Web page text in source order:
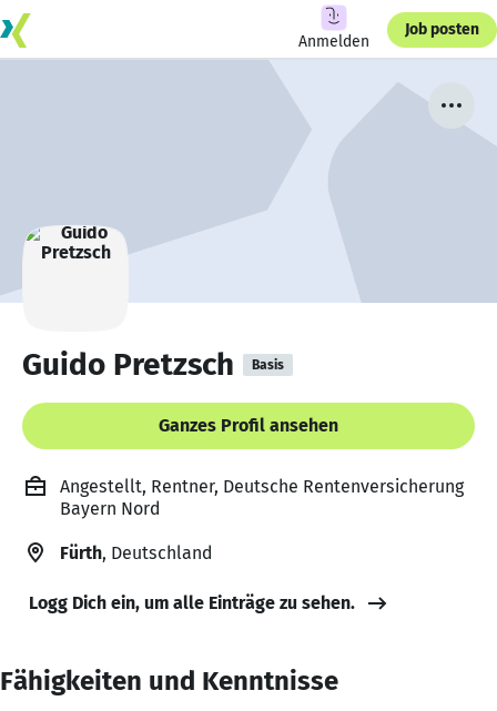
Anmelden
Job posten
Guido Pretzsch Basis
Ganzes Profil ansehen
Angestellt, Rentner, Deutsche Rentenversicherung
Bayern Nord
Fürth, Deutschland
Logg Dich ein, um alle Einträge zu sehen.
Fähigkeiten und Kenntnisse